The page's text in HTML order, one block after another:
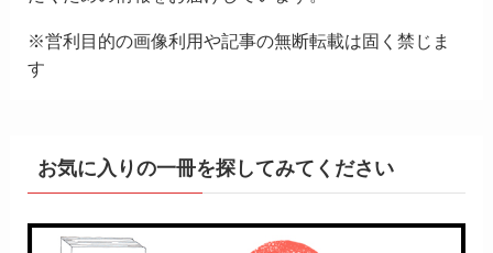
※営利目的の画像利用や記事の無断転載は固く禁じま
す
お気に入りの一冊を探してみてください